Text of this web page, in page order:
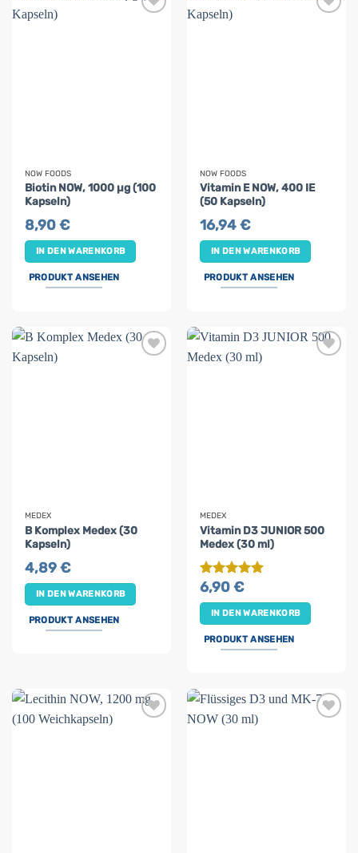
NOW FOODS
Biotin NOW, 1000 µg (100
Kapseln)
8,90€
IN DEN WARENKORB
PRODUKT ANSEHEN
NOW FOODS
Vitamin E NOW, 400 IE
(50 Kapseln)
16,94€
IN DEN WARENKORB
PRODUKT ANSEHEN
MEDEX
B Komplex Medex (30
Kapseln)
4,89€
IN DEN WARENKORB
PRODUKT ANSEHEN
MEDEX
Vitamin D3 JUNIOR 500
Medex (30 ml)
Bewertet
6,90€
IN DEN WARENKORB
PRODUKT ANSEHEN